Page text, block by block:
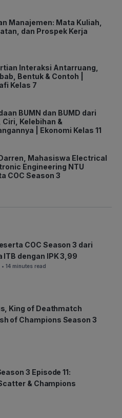
Manajemen: Mata Kuliah,
dan Prospek Kerja
Interaksi Antarruang,
Bentuk & Contoh |
Kelas 7
BUMN dan BUMD dari
Ciri, Kelebihan &
| Ekonomi Kelas 11
Mahasiswa Electrical
Engineering NTU
COC Season 3
COC Season 3 dari
dengan IPK 3,99
• 14 minutes read
King of Deathmatch
of Champions Season 3
3 Episode 11:
& Champions